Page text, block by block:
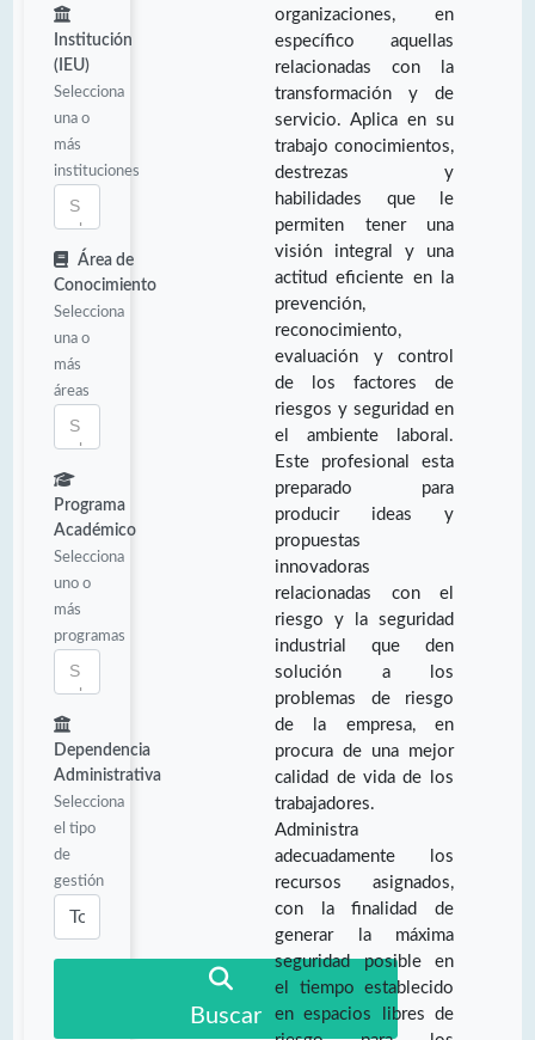
Institución
(IEU)
Selecciona
una o
más
instituciones
Área de
Conocimiento
Selecciona
una o
más
áreas
Programa
Académico
Selecciona
uno o
más
programas
Dependencia
Administrativa
Selecciona
el tipo
de
gestión
Buscar
organizaciones, en
específico aquellas
relacionadas con la
transformación y de
servicio. Aplica en su
trabajo conocimientos,
destrezas y
habilidades que le
permiten tener una
visión integral y una
actitud eficiente en la
prevención,
reconocimiento,
evaluación y control
de los factores de
riesgos y seguridad en
el ambiente laboral.
Este profesional esta
preparado para
producir ideas y
propuestas
innovadoras
relacionadas con el
riesgo y la seguridad
industrial que den
solución a los
problemas de riesgo
de la empresa, en
procura de una mejor
calidad de vida de los
trabajadores.
Administra
adecuadamente los
recursos asignados,
con la finalidad de
generar la máxima
seguridad posible en
el tiempo establecido
en espacios libres de